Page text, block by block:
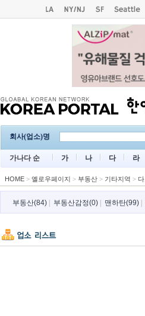
회사(업소)명
가나다 순 가 나 다 라
HOME > 옐로우페이지 > 부동산 > 기타지역 >
부동산(84) 부동산감정(0) 맨하탄(99)